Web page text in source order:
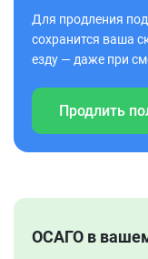
Для продления
сохранится ваша
езду — даже при
Продлить
ОСАГО в